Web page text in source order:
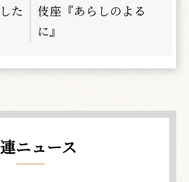
た
伎座『あらしのよる
に』
ニュース